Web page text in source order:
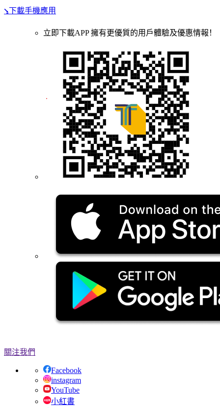
⭸下載手機應用
立即下載APP 擁有更優質的用戶體驗及優惠情報！
關注我們
Facebook
instagram
YouTube
小紅書